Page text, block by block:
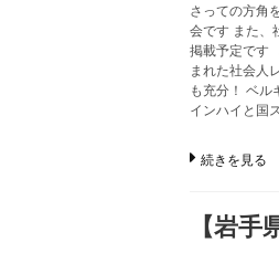
さっての方角
会です また
掲載予定です
まれた社会人
も充分！ ベ
インハイと国
続きを見る
【岩